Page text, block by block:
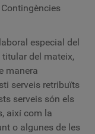
especial del
titular del mateix,
manera
serveis retribuïts
serveis són els
així com la
o algunes de les